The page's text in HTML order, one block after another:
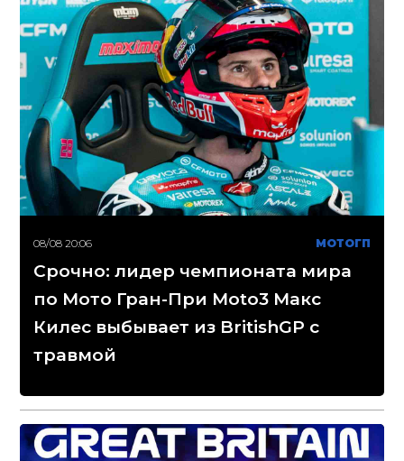
08/08 20:06 МОТОГП
Срочно: лидер чемпионата мира
по Мото Гран-При Moto3 Макс
Килес выбывает из BritishGP с
травмой